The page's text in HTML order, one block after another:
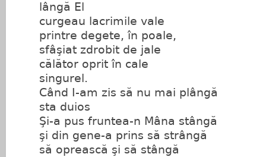
lângă El
curgeau lacrimile vale
printre degete, în poale,
sfâşiat zdrobit de jale
călător oprit în cale
singurel.
Când I-am zis să nu mai plângă
sta duios
Şi-a pus fruntea-n Mâna stângă
şi din gene-a prins să strângă
să oprească şi să stângă